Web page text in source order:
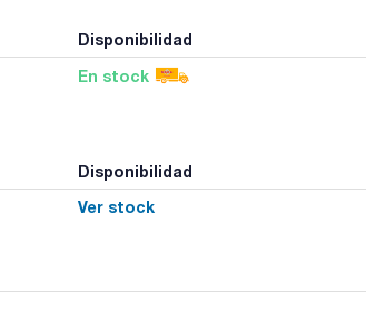
Disponibilidad
En stock
Disponibilidad
Ver stock